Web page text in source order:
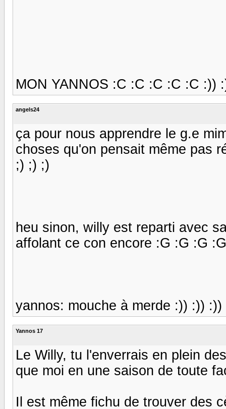
MON YANNOS :C :C :C :C :C :))
angels24
ça pour nous apprendre le g.e
choses qu'on pensait même pas
;) ;) ;)
heu sinon, willy est reparti avec
affolant ce con encore :G :G :G
yannos: mouche à merde :)) :)) :))
Yannos 17
Le Willy, tu l'enverrais en plein
que moi en une saison de toute
Il est même fichu de trouver des